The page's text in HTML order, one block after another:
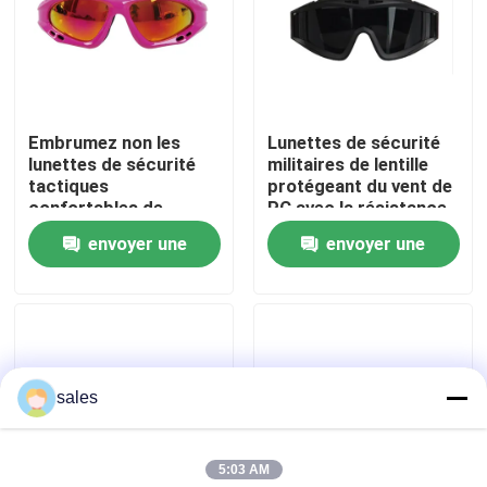
Contactez-nous
Nouvelles
Cas
Anti brouillard lunettes de natation
Lunettes de verres de sûreté
Embrumez non les
lunettes de sécurité
tactiques
confortables de
lunettes tactiques
militaires de lentille
envoyer une
Lunettes de sécurité
militaires de lentille
protégeant du vent de
PC avec la résistance
à haute impression
envoyer une
sales
5:03 AM